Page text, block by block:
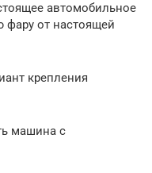
автомобильное
фару от настоящей
крепления
машина с